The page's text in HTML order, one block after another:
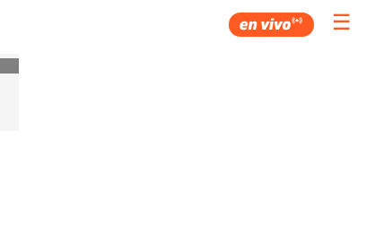
☰